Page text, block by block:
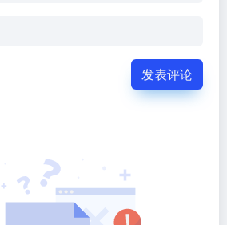
发表评论